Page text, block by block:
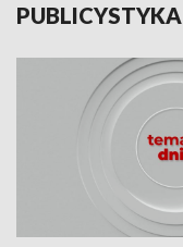
PUBLICYSTYKA